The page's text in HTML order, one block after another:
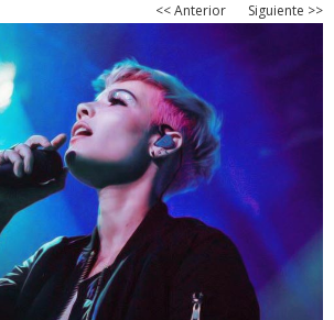
<< Anterior Siguiente >>